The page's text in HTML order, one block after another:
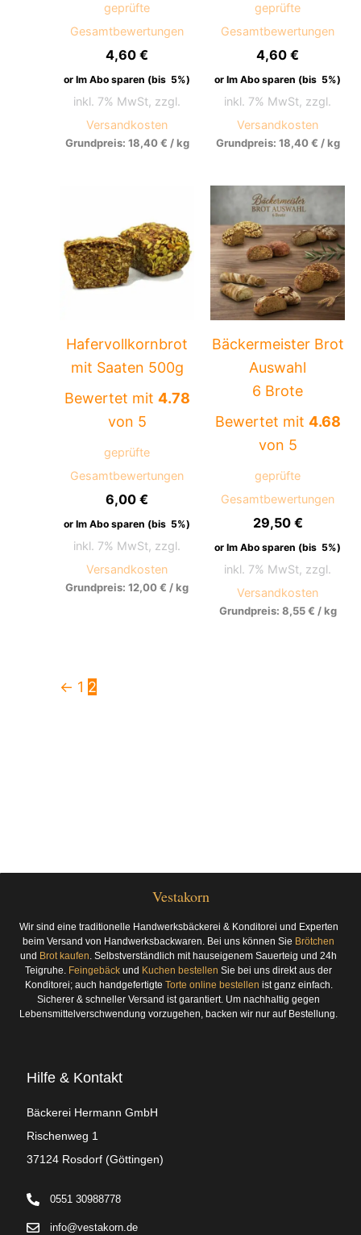
geprüfte
Gesamtbewertungen
4,60 €
or Im Abo sparen (bis 5%)
inkl. 7% MwSt, zzgl.
Versandkosten
Grundpreis: 18,40€ /kg
geprüfte
Gesamtbewertungen
4,60 €
or Im Abo sparen (bis 5%)
inkl. 7% MwSt, zzgl.
Versandkosten
Grundpreis: 18,40€ /kg
Hafervollkornbrot
mit Saaten 500g
Bewertet mit 4.78
von 5
geprüfte
Gesamtbewertungen
6,00 €
or Im Abo sparen (bis 5%)
inkl. 7% MwSt, zzgl.
Versandkosten
Grundpreis: 12,00€ /kg
Bäckermeister Brot
Auswahl
6 Brote
Bewertet mit 4.68
von 5
geprüfte
Gesamtbewertungen
29,50 €
or Im Abo sparen (bis 5%)
inkl. 7% MwSt, zzgl.
Versandkosten
Grundpreis: 8,55€ /kg
← 1 2
Vestakorn
Wir sind eine traditionelle Handwerksbäckerei & Konditorei und Experten
beim Versand von Handwerksbackwaren. Bei uns können Sie Brötchen
und Brot kaufen. Selbstverständlich mit hauseigenem Sauerteig und 24h
Teigruhe. Feingebäck und Kuchen bestellen Sie bei uns direkt aus der
Konditorei; auch handgefertigte Torte online bestellen ist ganz einfach.
Sicherer & schneller Versand ist garantiert. Um nachhaltig gegen
Lebensmittelverschwendung vorzugehen, backen wir nur auf Bestellung.
Hilfe & Kontakt
Bäckerei Hermann GmbH
Rischenweg 1
37124 Rosdorf (Göttingen)
0551 30988778
info@vestakorn.de